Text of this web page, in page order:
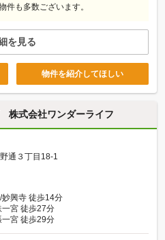
件も多数ございます。
を見る
物件を紹介してほしい
株式会社ワンダーライフ
通３丁目18-1
興寺 徒歩14分
宮 徒歩27分
宮 徒歩29分